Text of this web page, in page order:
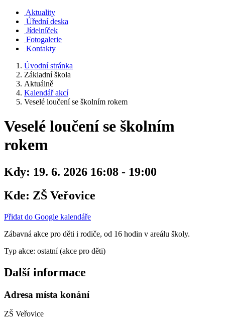
Aktuality
Úřední deska
Jídelníček
Fotogalerie
Kontakty
Úvodní stránka
Základní škola
Aktuálně
Kalendář akcí
Veselé loučení se školním rokem
Veselé loučení se školním
rokem
Kdy: 19. 6. 2026 16:08 - 19:00
Kde: ZŠ Veřovice
Přidat do Google kalendáře
Zábavná akce pro děti i rodiče, od 16 hodin v areálu školy.
Typ akce: ostatní (akce pro děti)
Další informace
Adresa místa konání
ZŠ Veřovice